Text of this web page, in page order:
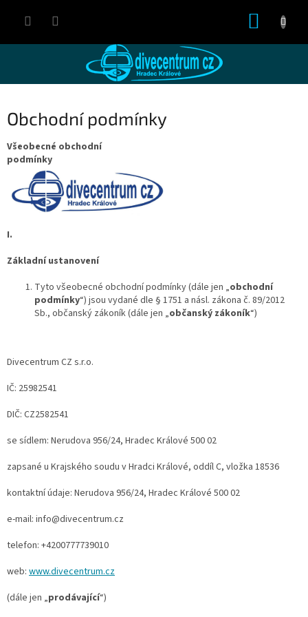
Obchodní podmínky
Všeobecné obchodní
podmínky
I.
Základní ustanovení
Tyto všeobecné obchodní podmínky (dále jen „obchodní
podmínky“) jsou vydané dle § 1751 a násl. zákona č. 89/2012
Sb., občanský zákoník (dále jen „občanský zákoník“)
Divecentrum CZ s.r.o.
IČ: 25982541
DIČ: CZ2582541
se sídlem: Nerudova 956/24, Hradec Králové 500 02
zapsané u Krajského soudu v Hradci Králové, oddíl C, vložka 18536
kontaktní údaje: Nerudova 956/24, Hradec Králové 500 02
e-mail: info@divecentrum.cz
telefon: +4200777739010
web: www.divecentrum.cz
(dále jen „prodávající“)